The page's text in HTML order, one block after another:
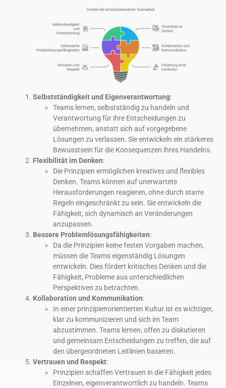
Selbstständigkeit und Eigenverantwortung:
Teams lernen, selbstständig zu handeln und
Verantwortung für ihre Entscheidungen zu
übernehmen, anstatt sich auf vorgegebene
Lösungen zu verlassen. Sie entwickeln ein stärkeres
Bewusstsein für die Konsequenzen ihres Handelns.
Flexibilität im Denken:
Die Prinzipien ermöglichen kreatives und flexibles
Denken. Teams können auf unerwartete
Herausforderungen reagieren, ohne durch starre
Regeln eingeschränkt zu sein. Sie entwickeln die
Fähigkeit, sich dynamisch an Veränderungen
anzupassen.
Bessere Problemlösungsfähigkeiten:
Da die Prinzipien keine festen Vorgaben machen,
müssen die Teams eigenständig Lösungen
entwickeln. Dies fördert kritisches Denken und die
Fähigkeit, Probleme aus unterschiedlichen
Perspektiven zu betrachten.
Kollaboration und Kommunikation:
In einer prinzipienorientierten Kultur ist es wichtiger,
klar zu kommunizieren und sich im Team
abzustimmen. Teams lernen, offen zu diskutieren
und gemeinsam Entscheidungen zu treffen, die auf
den übergeordneten Leitlinien basieren.
Vertrauen und Respekt:
Prinzipien schaffen Vertrauen in die Fähigkeit jedes
Einzelnen, eigenverantwortlich zu handeln. Teams